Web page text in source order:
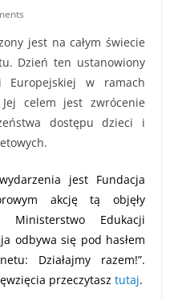
jest na całym świecie
Dzień ten ustanowiony
Europejskiej w ramach
Jej celem jest zwrócenie
dostępu dzieci i
jest Fundacja
akcję tą objęły
Edukacji
odbywa się pod hasłem
Działajmy razem!”.
przeczytasz tutaj.